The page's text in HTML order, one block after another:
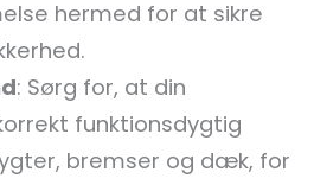
hermed for at sikre
: Sørg for, at din
funktionsdygtig
bremser og dæk, for